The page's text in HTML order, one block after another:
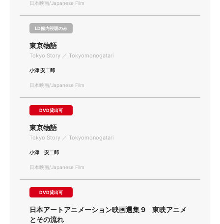
日本映画/Japanese Film
LD館内視聴のみ
東京物語
Tokyo Story ／ Tokyomonogatari
小津 安二郎
日本映画/Japanese Film
DVD貸出可
東京物語
Tokyo Story ／ Tokyomonogatari
小津 安二郎
日本映画/Japanese Film
DVD貸出可
日本アートアニメーション映画選集 9 東映アニメ
とその流れ